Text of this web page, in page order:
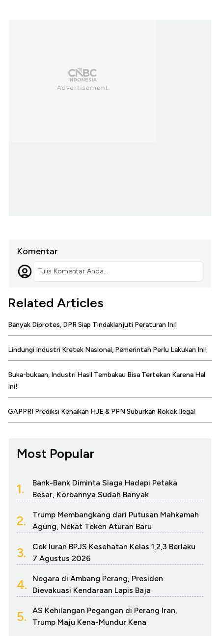
Komentar
Tulis Komentar Anda...
Related Articles
Banyak Diprotes, DPR Siap Tindaklanjuti Peraturan Ini!
Lindungi Industri Kretek Nasional, Pemerintah Perlu Lakukan Ini!
Buka-bukaan, Industri Hasil Tembakau Bisa Tertekan Karena Hal
Ini!
GAPPRI Prediksi Kenaikan HJE & PPN Suburkan Rokok Ilegal
Most Popular
1.
Bank-Bank Diminta Siaga Hadapi Petaka
Besar, Korbannya Sudah Banyak
2.
Trump Membangkang dari Putusan Mahkamah
Agung, Nekat Teken Aturan Baru
3.
Cek Iuran BPJS Kesehatan Kelas 1,2,3 Berlaku
7 Agustus 2026
4.
Negara di Ambang Perang, Presiden
Dievakuasi Kendaraan Lapis Baja
5.
AS Kehilangan Pegangan di Perang Iran,
Trump Maju Kena-Mundur Kena